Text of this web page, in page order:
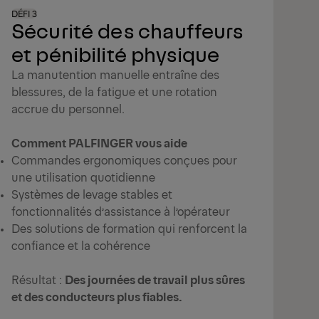
Sécurité des chauffeurs
et pénibilité physique
DÉFI 3
La manutention manuelle entraîne des
blessures, de la fatigue et une rotation
accrue du personnel.
Comment PALFINGER vous aide
Commandes ergonomiques conçues pour
une utilisation quotidienne
Systèmes de levage stables et
fonctionnalités d’assistance à l’opérateur
Des solutions de formation qui renforcent la
confiance et la cohérence
Résultat : Des journées de travail plus sûres
et des conducteurs plus fiables.